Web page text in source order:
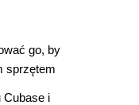
go, by
sprzętem
Cubase i